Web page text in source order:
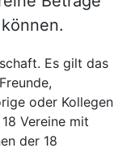
Es gilt das
oder Kollegen
Vereine mit
der 18